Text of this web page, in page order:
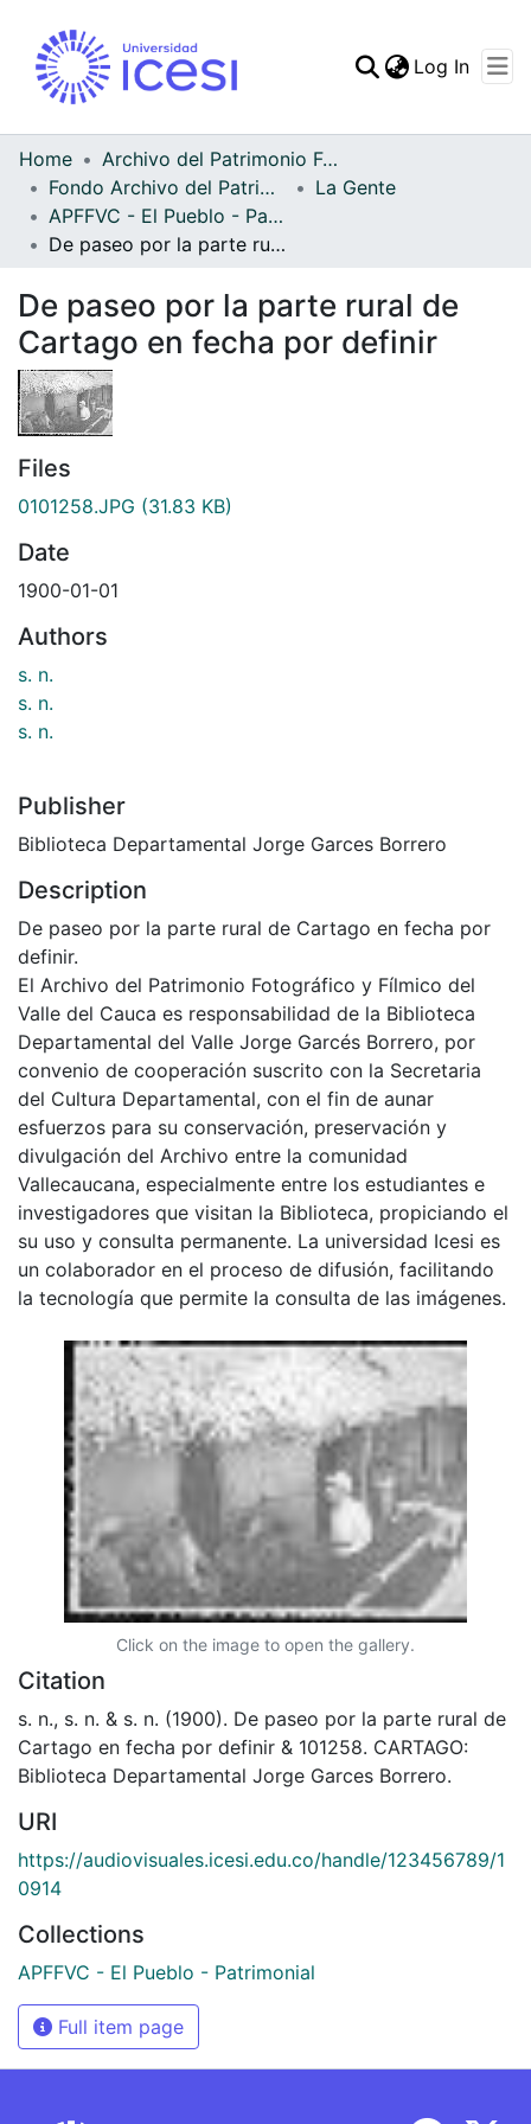
Statistics
Log In
Home
Archivo del Patrimonio Fotográfico y Fílmico del Valle del Cauca
Fondo Archivo del Patrimonio Fotográfico y Fílmico del Valle del Cauca
La Gente
APFFVC - El Pueblo - Patrimonial
De paseo por la parte rural de Cartago en fecha por definir
De paseo por la parte rural de
Cartago en fecha por definir
Files
0101258.JPG (31.83 KB)
Date
1900-01-01
Authors
s. n.
s. n.
s. n.
Publisher
Biblioteca Departamental Jorge Garces Borrero
Description
De paseo por la parte rural de Cartago en fecha por
definir.
El Archivo del Patrimonio Fotográfico y Fílmico del
Valle del Cauca es responsabilidad de la Biblioteca
Departamental del Valle Jorge Garcés Borrero, por
convenio de cooperación suscrito con la Secretaria
del Cultura Departamental, con el fin de aunar
esfuerzos para su conservación, preservación y
divulgación del Archivo entre la comunidad
Vallecaucana, especialmente entre los estudiantes e
investigadores que visitan la Biblioteca, propiciando el
su uso y consulta permanente. La universidad Icesi es
un colaborador en el proceso de difusión, facilitando
la tecnología que permite la consulta de las imágenes.
Click on the image to open the gallery.
Citation
s. n., s. n. & s. n. (1900). De paseo por la parte rural de
Cartago en fecha por definir & 101258. CARTAGO:
Biblioteca Departamental Jorge Garces Borrero.
URI
https://audiovisuales.icesi.edu.co/handle/123456789/1
0914
Collections
APFFVC - El Pueblo - Patrimonial
Full item page